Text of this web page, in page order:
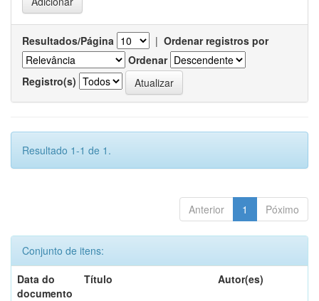
Resultados/Página | Ordenar registros por
Ordenar
Registro(s)
Resultado 1-1 de 1.
Anterior 1 Póximo
Conjunto de itens:
Data do
documento
Título Autor(es)